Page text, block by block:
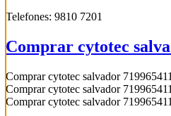
Telefones: 9810 7201
Comprar cytotec
Comprar cytotec salvador
Comprar cytotec salvador
Comprar cytotec salvador